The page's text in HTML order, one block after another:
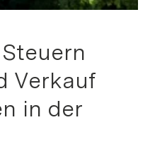
Verkauf
in der